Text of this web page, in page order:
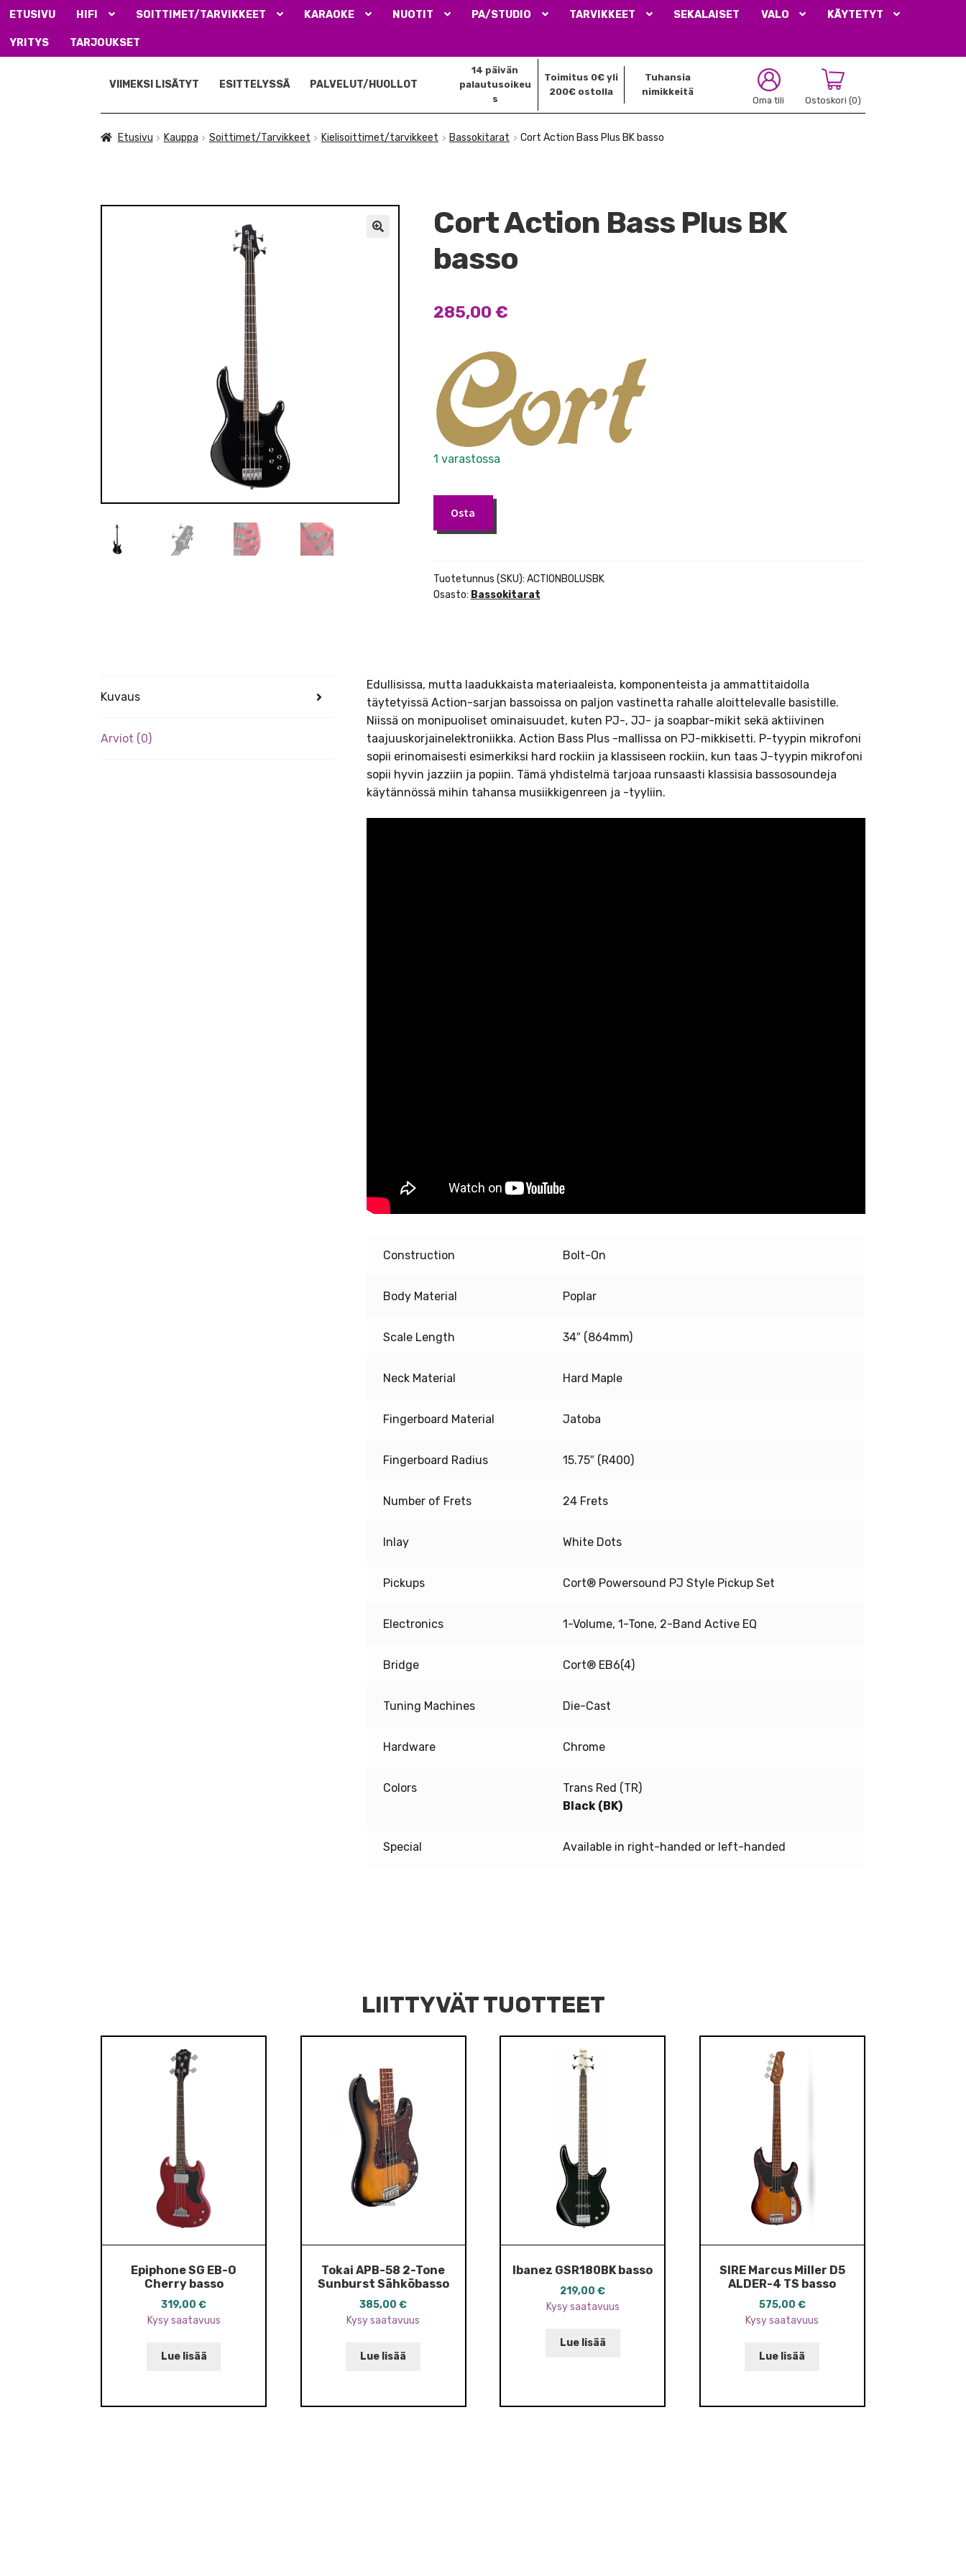
ETUSIVU HIFI SOITTIMET/TARVIKKEET KARAOKE NUOTIT PA/STUDIO TARVIKKEET SEKALAISET VALO KÄYTETYT
YRITYS TARJOUKSET
navigointiin
sisältöön
Oma tili Ostoskori (0)
14 päivän
palautusoikeu
s
Toimitus 0€ yli
200€ ostolla
Tuhansia
nimikkeitä
VIIMEKSI LISÄTYT ESITTELYSSÄ PALVELUT/HUOLLOT
Etusivu Kauppa Soittimet/Tarvikkeet Kielisoittimet/tarvikkeet Bassokitarat Cort Action Bass Plus BK basso
Cort Action Bass Plus BK
basso
285,00 €
1 varastossa
BK
basso
Osta
Tuotetunnus (SKU): ACTIONBOLUSBK
Osasto: Bassokitarat
Kuvaus
Arviot (0)
Edullisissa, mutta laadukkaista materiaaleista, komponenteista ja ammattitaidolla
täytetyissä Action-sarjan bassoissa on paljon vastinetta rahalle aloittelevalle basistille.
Niissä on monipuoliset ominaisuudet, kuten PJ-, JJ- ja soapbar-mikit sekä aktiivinen
taajuuskorjainelektroniikka. Action Bass Plus -mallissa on PJ-mikkisetti. P-tyypin mikrofoni
sopii erinomaisesti esimerkiksi hard rockiin ja klassiseen rockiin, kun taas J-tyypin mikrofoni
sopii hyvin jazziin ja popiin. Tämä yhdistelmä tarjoaa runsaasti klassisia bassosoundeja
käytännössä mihin tahansa musiikkigenreen ja -tyyliin.
Construction Bolt-On
Body Material Poplar
Scale Length 34″ (864mm)
Neck Material Hard Maple
Fingerboard Material Jatoba
Fingerboard Radius 15.75″ (R400)
Number of Frets 24 Frets
Inlay White Dots
Pickups Cort® Powersound PJ Style Pickup Set
Electronics 1-Volume, 1-Tone, 2-Band Active EQ
Bridge Cort® EB6(4)
Tuning Machines Die-Cast
Hardware Chrome
Colors
Trans Red (TR)
Black (BK)
Special Available in right-handed or left-handed
LIITTYVÄT TUOTTEET
Epiphone SG EB-O
Cherry basso
319,00€
Kysy saatavuus
Lue lisää
Tokai APB-58 2-Tone
Sunburst Sähköbasso
385,00€
Kysy saatavuus
Lue lisää
Ibanez GSR180BK basso
219,00€
Kysy saatavuus
Lue lisää
SIRE Marcus Miller D5
ALDER-4 TS basso
575,00 €
Kysy saatavuus
Lue lisää